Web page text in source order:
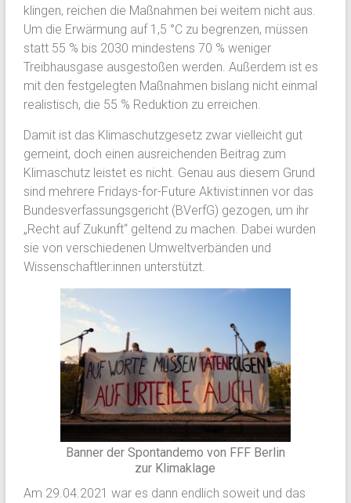
klingen, reichen die Maßnahmen bei weitem nicht aus.
Um die Erwärmung auf 1,5 °C zu begrenzen, müssen
statt 55 % bis 2030 mindestens 70 % weniger
Treibhausgase ausgestoßen werden. Außerdem ist es
mit den festgelegten Maßnahmen bislang nicht einmal
realistisch, die 55 % Reduktion zu erreichen.
Damit ist das Klimaschutzgesetz zwar vielleicht gut
gemeint, doch einen ausreichenden Beitrag zum
Klimaschutz leistet es nicht. Genau aus diesem Grund
sind mehrere Fridays-for-Future Aktivist:innen vor das
Bundesverfassungsgericht (BVerfG) gezogen, um ihr
„Recht auf Zukunft“ geltend zu machen. Dabei wurden
sie von verschiedenen Umweltverbänden und
Wissenschaftler:innen unterstützt.
Banner der Spontandemo von FFF Berlin
zur Klimaklage
Am 29.04.2021 war es dann endlich soweit und das